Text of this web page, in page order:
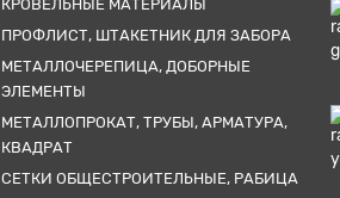
КРОВЕЛЬНЫЕ МАТЕРИАЛЫ
ПРОФЛИСТ, ШТАКЕТНИК ДЛЯ ЗАБОРА
МЕТАЛЛОЧЕРЕПИЦА, ДОБОРНЫЕ
ЭЛЕМЕНТЫ
МЕТАЛЛОПРОКАТ, ТРУБЫ, АРМАТУРА,
КВАДРАТ
СЕТКИ ОБЩЕСТРОИТЕЛЬНЫЕ, РАБИЦА